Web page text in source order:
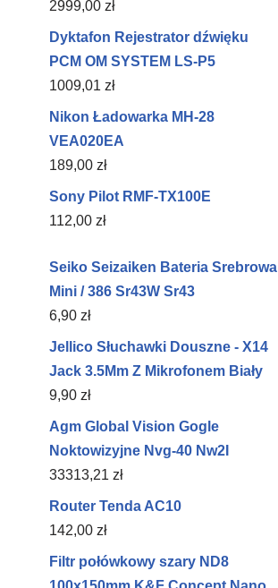
2999,00 zł
Dyktafon Rejestrator dźwięku
PCM OM SYSTEM LS-P5
1009,01 zł
Nikon Ładowarka MH-28
VEA020EA
189,00 zł
Sony Pilot RMF-TX100E
112,00 zł
Seiko Seizaiken Bateria Srebrowa
Mini / 386 Sr43W Sr43
6,90 zł
Jellico Słuchawki Douszne - X14
Jack 3.5Mm Z Mikrofonem Biały
9,90 zł
Agm Global Vision Gogle
Noktowizyjne Nvg-40 Nw2I
33313,21 zł
Router Tenda AC10
142,00 zł
Filtr połówkowy szary ND8